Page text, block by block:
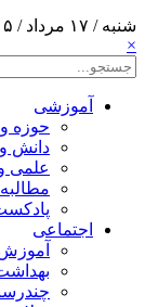
شنبه / ۱۷ مرداد / ۱۴۰۵
×
آموزشی
حوزه
دانش
علمی
اجتماعی